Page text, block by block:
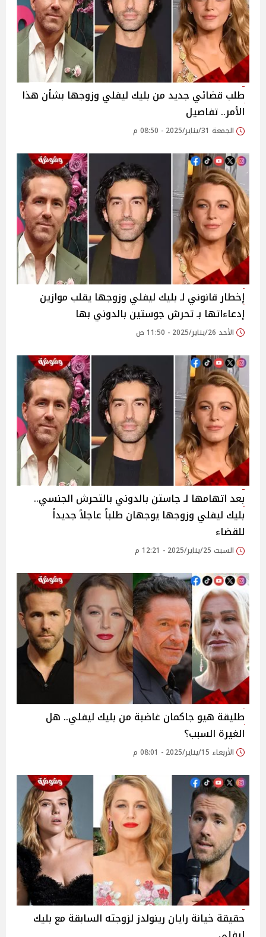
طلب قضائي جديد من بليك ليفلي وزوجها بشأن هذا
الأمر.. تفاصيل
الجمعة 31/يناير/2025 - 08:50 م
إخطار قانوني لـ بليك ليفلي وزوجها يقلب موازين
إدعاءاتها بـ تحرش جوستين بالدوني بها
الأحد 26/يناير/2025 - 11:50 ص
بعد اتهامها لـ جاستن بالدوني بالتحرش الجنسي..
بليك ليفلي وزوجها يوجهان طلباً عاجلاً جديداً
للقضاء
السبت 25/يناير/2025 - 12:21 م
طليقة هيو جاكمان غاضبة من بليك ليفلي.. هل
الغيرة السبب؟
الأربعاء 15/يناير/2025 - 08:01 م
حقيقة خيانة رايان رينولدز لزوجته السابقة مع بليك